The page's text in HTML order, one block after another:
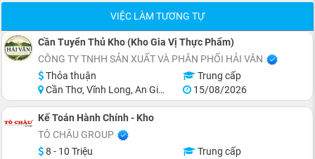
VIỆC LÀM TƯƠNG TỰ
Cần Tuyển Thủ Kho (Kho Gia Vị Thực Phẩm)
CÔNG TY TNHH SẢN XUẤT VÀ PHÂN PHỐI HẢI VÂN
Thỏa thuận
Trung cấp
Cần Thơ, Vĩnh Long, An Giang, Kiên Giang, Đồng Tháp, Hậu Giang
15/08/2026
Kế Toán Hành Chính - Kho
TÔ CHÂU GROUP
8 - 10 Triệu
Trung cấp